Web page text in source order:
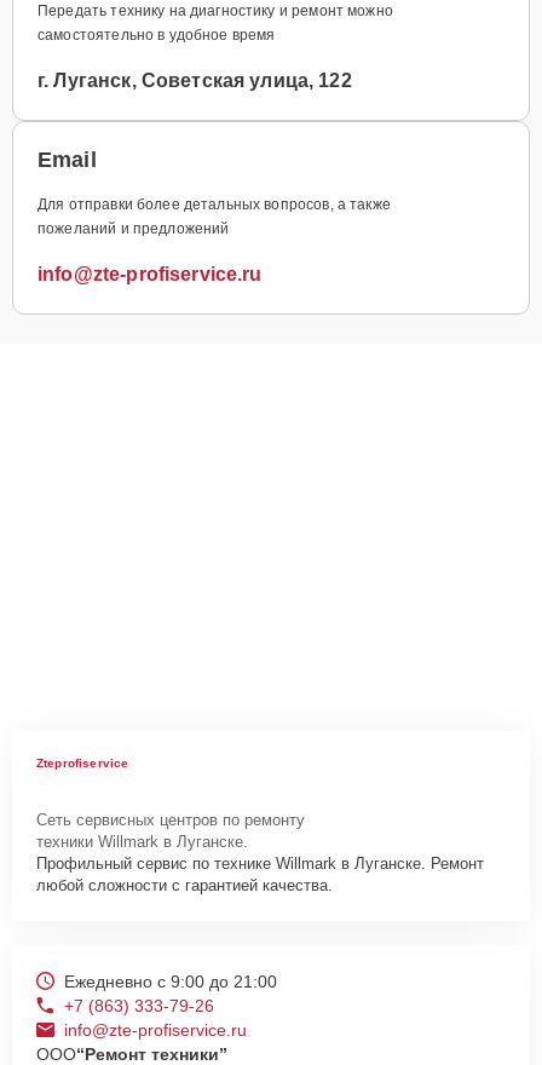
Передать технику на диагностику и ремонт можно
самостоятельно в удобное время
г. Луганск, Советская улица, 122
Email
Для отправки более детальных вопросов, а также
пожеланий и предложений
info@zte-profiservice.ru
Zteprofiservice
Сеть сервисных центров по ремонту
техники Willmark в Луганске.
Профильный сервис по технике Willmark в Луганске. Ремонт
любой сложности с гарантией качества.
Ежедневно с 9:00 до 21:00
+7 (863) 333-79-26
info@zte-profiservice.ru
ООО“Ремонт техники”